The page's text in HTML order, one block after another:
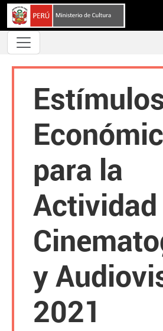
Pasar al contenido principal
para la
Actividad
y
2021